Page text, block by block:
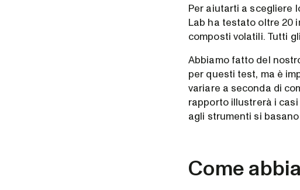
Per aiutarti a scegliere
Lab ha testato oltre 20
composti volatili. Tutti
Abbiamo fatto del
per questi test, ma è
variare a seconda di
rapporto illustrerà i
agli strumenti si
Come